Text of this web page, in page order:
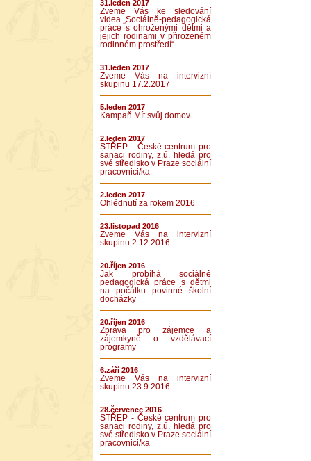
31.leden 2017
Zveme Vás ke sledování
videa „Sociálně-pedagogická
práce s ohroženými dětmi a
jejich rodinami v přirozeném
rodinném prostředí“
31.leden 2017
Zveme Vás na intervizní
skupinu 17.2.2017
5.leden 2017
Kampaň Mít svůj domov
2.leden 2017
STŘEP - České centrum pro
sanaci rodiny, z.ú. hledá pro
své středisko v Praze sociální
pracovnici/ka
2.leden 2017
Ohlédnutí za rokem 2016
23.listopad 2016
Zveme Vás na intervizní
skupinu 2.12.2016
20.říjen 2016
Jak probíhá sociálně
pedagogická práce s dětmi
na počátku povinné školní
docházky
20.říjen 2016
Zpráva pro zájemce a
zájemkyně o vzdělávací
programy
6.září 2016
Zveme Vás na intervizní
skupinu 23.9.2016
28.červenec 2016
STŘEP - České centrum pro
sanaci rodiny, z.ú. hledá pro
své středisko v Praze sociální
pracovnici/ka